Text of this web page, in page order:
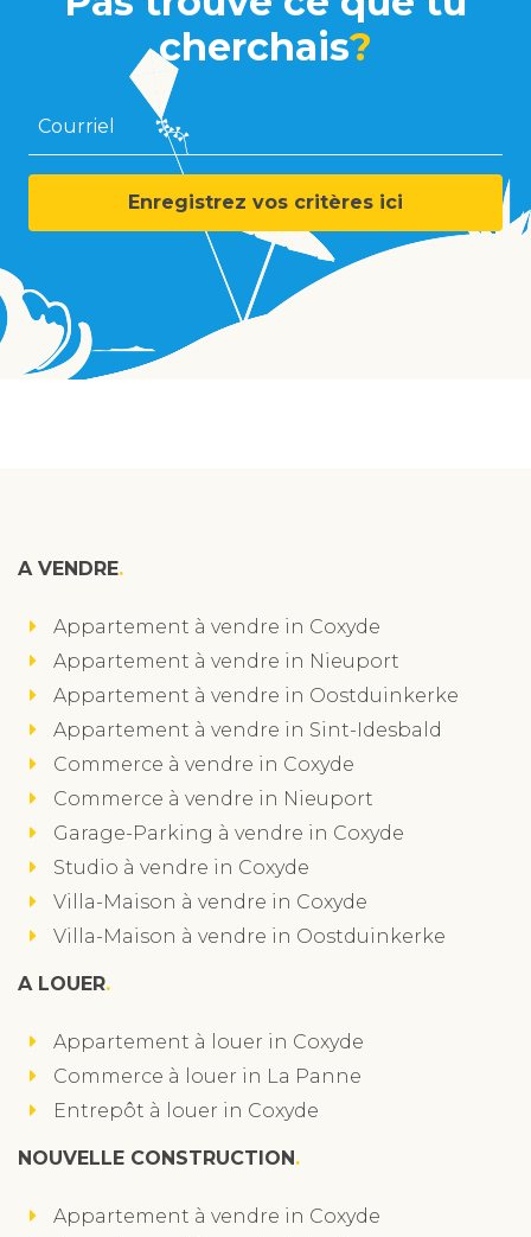
cherchais?
Courriel
Enregistrez vos critères ici
A VENDRE
Appartement à vendre in Coxyde
Appartement à vendre in Nieuport
Appartement à vendre in Oostduinkerke
Appartement à vendre in Sint-Idesbald
Commerce à vendre in Coxyde
Commerce à vendre in Nieuport
Garage-Parking à vendre in Coxyde
Studio à vendre in Coxyde
Villa-Maison à vendre in Coxyde
Villa-Maison à vendre in Oostduinkerke
A LOUER
Appartement à louer in Coxyde
Commerce à louer in La Panne
Entrepôt à louer in Coxyde
NOUVELLE CONSTRUCTION
Appartement à vendre in Coxyde